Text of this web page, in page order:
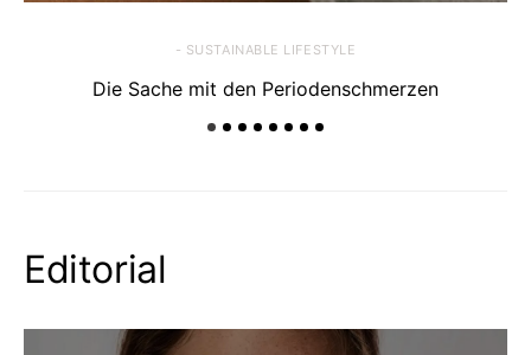
- SUSTAINABLE LIFESTYLE
Die Sache mit den Periodenschmerzen
Editorial